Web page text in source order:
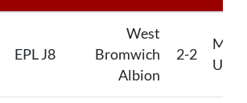
EPL J8
West
Bromwich
Albion
2-2